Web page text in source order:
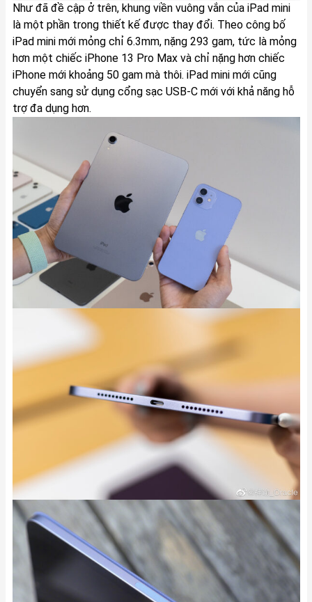
Như đã đề cập ở trên, khung viền vuông vắn của iPad mini
là một phần trong thiết kế được thay đổi. Theo công bố
iPad mini mới mỏng chỉ 6.3mm, nặng 293 gam, tức là mỏng
hơn một chiếc iPhone 13 Pro Max và chỉ nặng hơn chiếc
iPhone mới khoảng 50 gam mà thôi. iPad mini mới cũng
chuyển sang sử dụng cổng sạc USB-C mới với khả năng hỗ
trợ đa dụng hơn.